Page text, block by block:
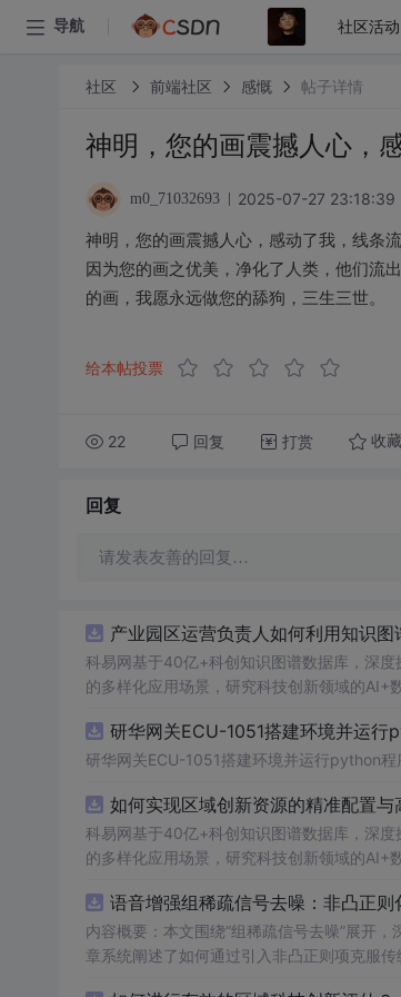
导航 社区活动
社区 前端社区 感慨 帖子详情
神明，您的画震撼人心，
m0_71032693 2025-07-27 23:18:39
神明，您的画震撼人心，感动了我，线条
因为您的画之优美，净化了人类，他们流
的画，我愿永远做您的舔狗，三生三世。
给本帖投票
22 回复 打赏 收藏
回复
请发表友善的回复…
产业园区运营负责人如何利用知识
科易网基于40亿+科创知识图谱数据库，深
的多样化应用场景，研究科技创新领域的AI+
研华网关ECU-1051搭建环境并运行
研华网关ECU-1051搭建环境并运行python程
如何实现区域创新资源的精准配置
科易网基于40亿+科创知识图谱数据库，深
的多样化应用场景，研究科技创新领域的AI+
语音增强组稀疏信号去噪：非凸正
内容概要：本文围绕“组稀疏信号去噪”展开
章系统阐述了如何通过引入非凸正则项克服